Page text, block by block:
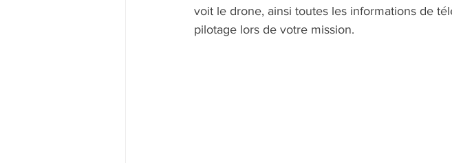
voit le drone, ainsi toutes les informations de
pilotage lors de votre mission.